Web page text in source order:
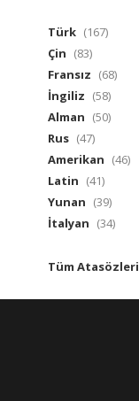
Türk (167)
Çin (83)
Fransız (68)
İngiliz (58)
Alman (50)
Rus (47)
Amerikan (46)
Latin (41)
Yunan (39)
İtalyan (34)
Tüm Atasözleri